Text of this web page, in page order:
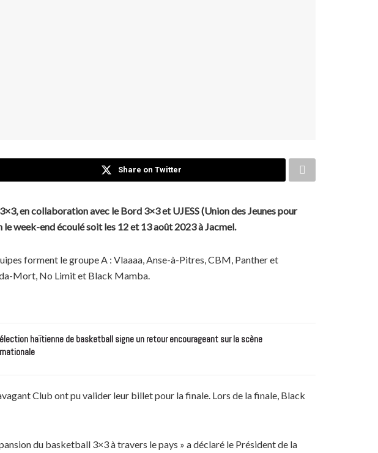
Share on Twitter
en collaboration avec le Bord 3×3 et UJESS (Union des Jeunes pour
week-end écoulé soit les 12 et 13 août 2023 à Jacmel.
forment le groupe A : Vlaaaa, Anse-à-Pitres, CBM, Panther et
Mort, No Limit et Black Mamba.
haïtienne de basketball signe un retour encourageant sur la scène
Club ont pu valider leur billet pour la finale. Lors de la finale, Black
du basketball 3×3 à travers le pays » a déclaré le Président de la